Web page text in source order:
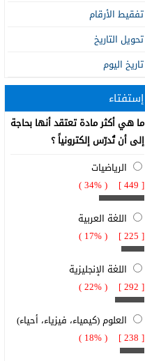
تفقيط الأرقام
تحويل التاريخ
تاريخ اليوم
إستفتاء
ما هي أكثر مادة تعتقد أنها بحاجة
إلى أن تُدرّس إلكترونياً ؟
الرياضيات
[ 449 ] ( 34% )
اللغة العربية
[ 225 ] ( 17% )
اللغة الإنجليزية
[ 292 ] ( 22% )
العلوم (كيمياء، فيزياء، أحياء)
[ 238 ] ( 18% )